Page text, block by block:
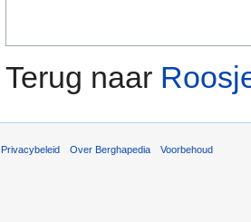
Terug naar
Privacybeleid Over Berghapedia Voorbehoud